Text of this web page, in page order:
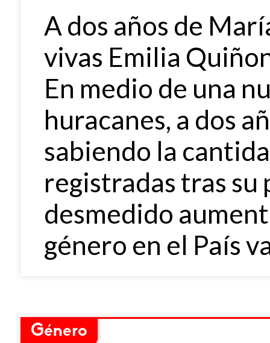
A dos años de
vivas Emilia
En medio de una
huracanes, a dos
sabiendo la
registradas tras su
desmedido
género en el País
Género